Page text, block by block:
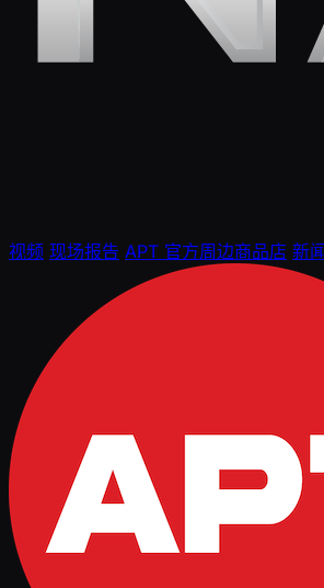
视频 现场报告 APT 官方周边商品店 新